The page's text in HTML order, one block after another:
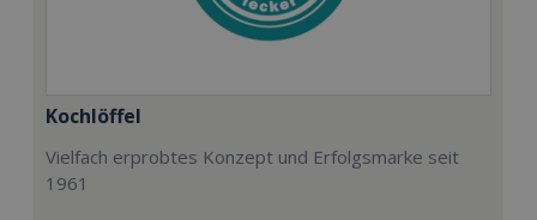
Kochlöffel
Vielfach erprobtes Konzept und Erfolgsmarke seit
1961